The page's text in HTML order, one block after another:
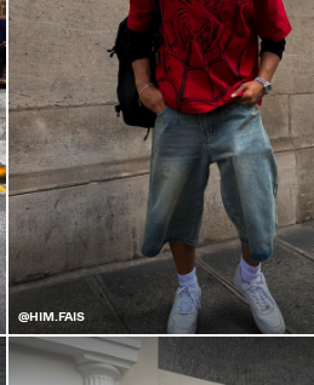
@HIM.FAIS